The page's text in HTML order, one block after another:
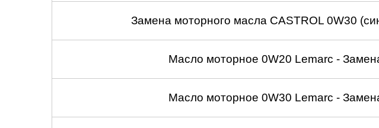
Замена моторного масла CASTROL 0W30
Масло моторное 0W20 Lemarc -
Масло моторное 0W30 Lemarc -